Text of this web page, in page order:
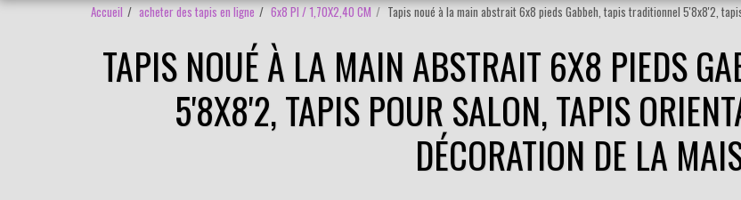
Accueil acheter des tapis en ligne 6x8 PI / 1,70X2,40 CM Tapis noué à la main abstrait 6x8 pieds Gabbeh, tapis traditionnel 5'8x8'2,
TAPIS NOUÉ À LA MAIN ABSTRAIT 6X8 PIEDS
5'8X8'2, TAPIS POUR SALON, TAPIS
DÉCORATION DE LA